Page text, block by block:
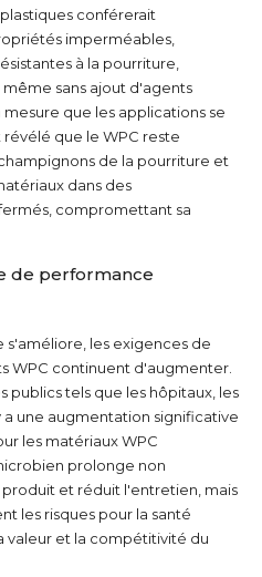
conférerait
imperméables,
à la pourriture,
sans ajout d'agents
que les applications se
que le WPC reste
de la pourriture et
dans des
compromettant sa
de performance
s'améliore, les exigences de
WPC continuent d'augmenter.
publics tels que les hôpitaux, les
a une augmentation significative
les matériaux WPC
prolonge non
et réduit l'entretien, mais
les risques pour la santé
valeur et la compétitivité du